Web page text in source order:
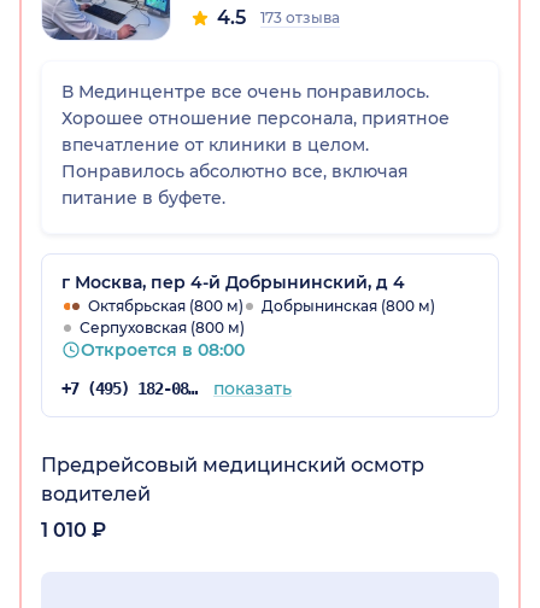
4.5 173 отзыва
В Мединцентре все очень понравилось.
Хорошее отношение персонала, приятное
впечатление от клиники в целом.
Понравилось абсолютно все, включая
питание в буфете.
г Москва, пер 4-й Добрынинский, д 4
Октябрьская (800 м)
Добрынинская (800 м)
Серпуховская (800 м)
Откроется в 08:00
+7 (495) 182-08-84 показать
Предрейсовый медицинский осмотр
водителей
1 010 ₽